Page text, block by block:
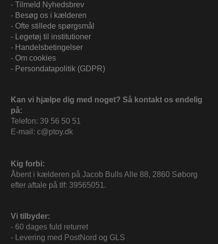
- Tilmeld Nyhedsbrev
- Besøg os i kælderen
- Ofte stillede spørgsmål
- Legetøj til institutioner
- Handelsbetingelser
- Om cookies
- Persondatapolitik (GDPR)
Kan vi hjælpe dig med noget? Så kontakt os endelig
på:
Telefon: 39 56 50 51
E-mail: c@ptoy.dk
Kig forbi:
Åbent i kælderen på Jacob Bulls Alle 88, 2860 Søborg
efter aftale på tlf: 39565051.
Vi tilbyder:
- 60 dages fuld returret
- Levering med PostNord og GLS